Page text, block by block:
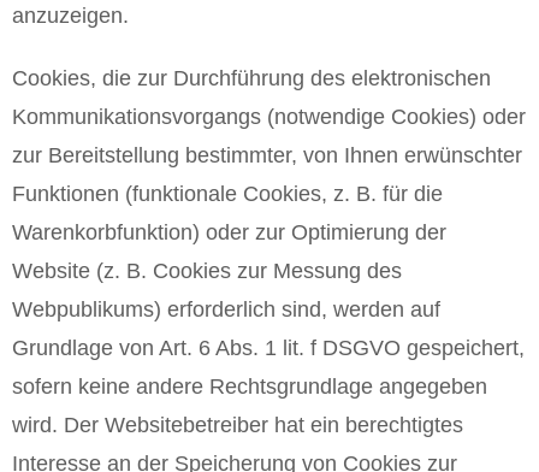
anzuzeigen.
Cookies, die zur Durchführung des elektronischen
Kommunikationsvorgangs (notwendige Cookies) oder
zur Bereitstellung bestimmter, von Ihnen erwünschter
Funktionen (funktionale Cookies, z. B. für die
Warenkorbfunktion) oder zur Optimierung der
Website (z. B. Cookies zur Messung des
Webpublikums) erforderlich sind, werden auf
Grundlage von Art. 6 Abs. 1 lit. f DSGVO gespeichert,
sofern keine andere Rechtsgrundlage angegeben
wird. Der Websitebetreiber hat ein berechtigtes
Interesse an der Speicherung von Cookies zur